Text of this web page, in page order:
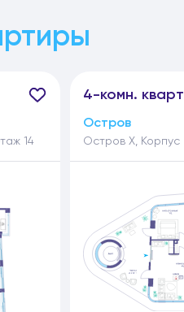
14
4-комн.
Остров
Остров Х, Корпус